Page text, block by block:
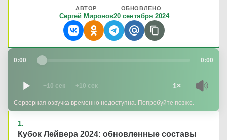
АВТОР
Сергей Миронов
ОБНОВЛЕНО
20 сентября 2024
0:00 0:00
−10 сек +10 сек 1×
Серверная озвучка временно недоступна. Попробуйте позже.
Кубок Лейвера 2024: обновленные составы